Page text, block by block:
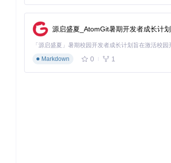
验证I2S接口稳定性
测试不同码率文件的兼容性
阶段二：网络功能集成
实现WiFi断线重连机制
源启盛夏_AtomGit暑期开发者成长计划
Markdown
0 1